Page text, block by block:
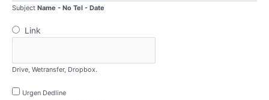
Subject Name - No Tel - Date
Link
Drive, Wetransfer, Dropbox.
Urgen Dedline